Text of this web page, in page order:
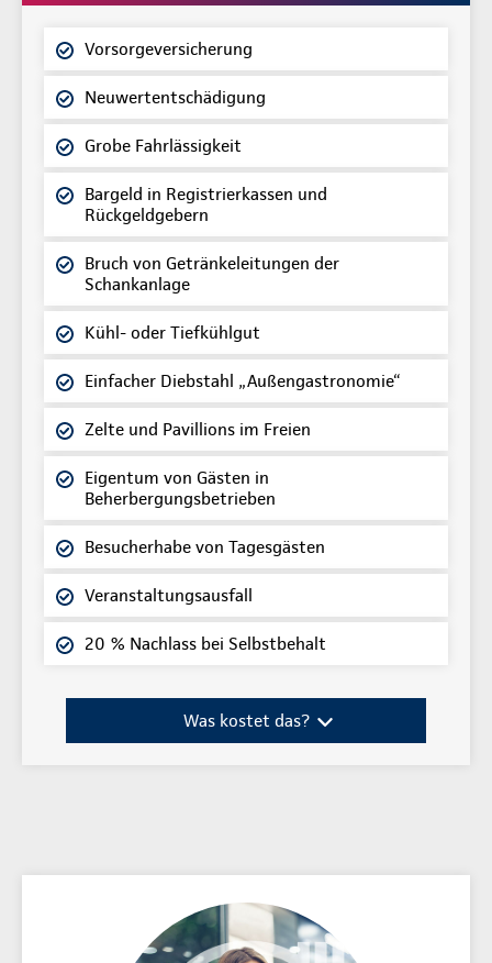
Vorsorgeversicherung
Neuwertentschädigung
Grobe Fahrlässigkeit
Bargeld in Registrierkassen und
Rückgeldgebern
Bruch von Getränkeleitungen der
Schankanlage
Kühl- oder Tiefkühlgut
Einfacher Diebstahl „Außengastronomie“
Zelte und Pavillions im Freien
Eigentum von Gästen in
Beherbergungsbetrieben
Besucherhabe von Tagesgästen
Veranstaltungsausfall
20 % Nachlass bei Selbstbehalt
Was kostet das?